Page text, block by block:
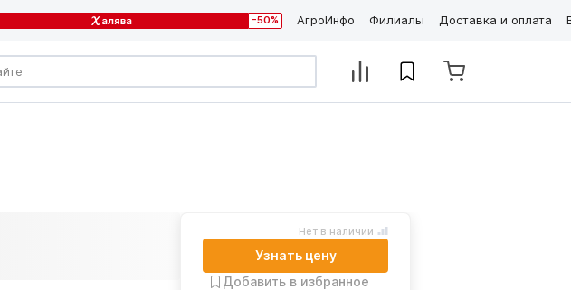
-50% АгроИнфо Филиалы Доставка и оплата
Нет в наличии
Узнать цену
Добавить в избранное